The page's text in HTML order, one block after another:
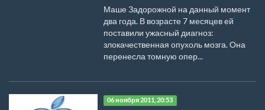
Маше Задорожной на данный момент
два года. В возрасте 7 месяцев ей
поставили ужасный диагноз:
злокачественная опухоль мозга. Она
перенесла томную опер...
06 ноября 2011, 20:53